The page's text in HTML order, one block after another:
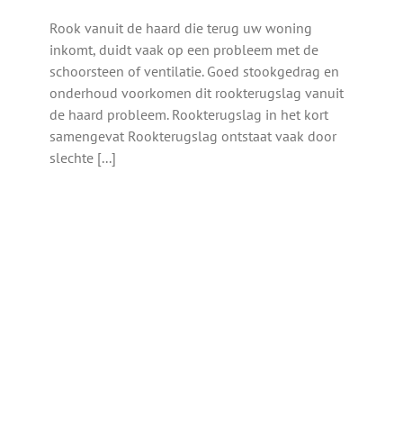
Rook vanuit de haard die terug uw woning
inkomt, duidt vaak op een probleem met de
schoorsteen of ventilatie. Goed stookgedrag en
onderhoud voorkomen dit rookterugslag vanuit
de haard probleem. Rookterugslag in het kort
samengevat Rookterugslag ontstaat vaak door
slechte [...]